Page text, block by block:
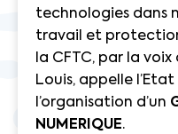
technologies dans
travail et
la CFTC, par la
Louis, appelle
l’organisation d’un
NUMERIQUE.